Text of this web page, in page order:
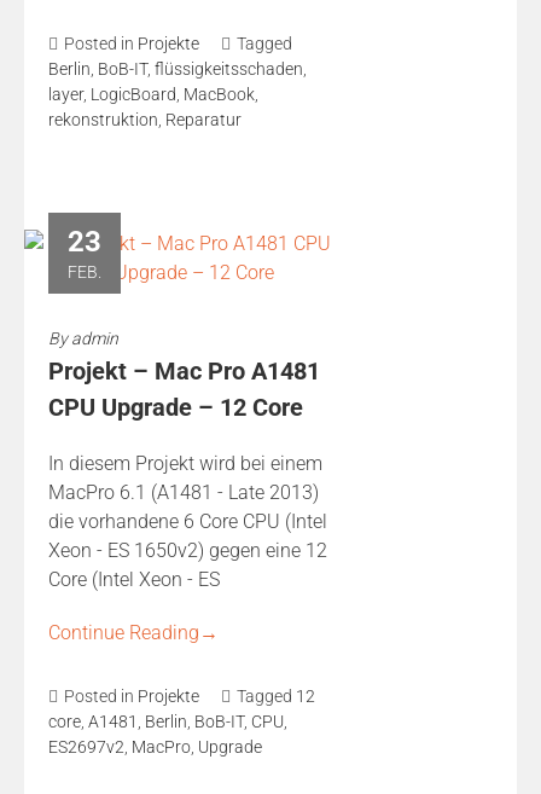
Posted in Projekte
Tagged
Berlin BoB-IT, flüssigkeitsschaden
layer, LogicBoard MacBook
rekonstruktion Reparatur
23
FEB.
Byadmin
Projekt – Mac Pro A1481
CPU Upgrade – 12 Core
In diesem Projekt wird bei einem
MacPro 6.1 (A1481 - Late 2013)
die vorhandene 6 Core CPU (Intel
Xeon - ES 1650v2) gegen eine 12
Core (Intel Xeon - ES
Continue Reading →
Posted in Projekte Tagged 12
core A1481 Berlin BoB-IT, CPU
ES2697v2 MacPro Upgrade